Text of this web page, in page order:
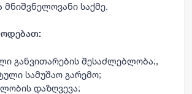
საქმე.
განვითარების შესაძლებლობა;,
სამუშაო გარემო;
დაზღვევა;